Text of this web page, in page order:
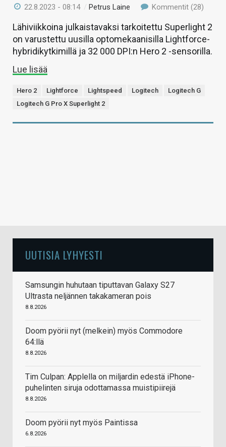
HAKU
22.8.2023 - 08:14 /Petrus Laine Kommentit (28)
Lähiviikkoina julkaistavaksi tarkoitettu Superlight 2
on varustettu uusilla optomekaanisilla Lightforce-
hybridikytkimillä ja 32 000 DPI:n Hero 2 -sensorilla.
Lue lisää
Hero 2 Lightforce Lightspeed Logitech
Logitech G
Logitech G Pro X Superlight 2
UUTISIA LYHYESTI
Samsungin huhutaan tiputtavan Galaxy S27
Ultrasta neljännen takakameran pois
8.8.2026
Doom pyörii nyt (melkein) myös Commodore
64:llä
8.8.2026
Tim Culpan: Applella on miljardin edestä iPhone-
puhelinten siruja odottamassa muistipiirejä
8.8.2026
Doom pyörii nyt myös Paintissa
6.8.2026